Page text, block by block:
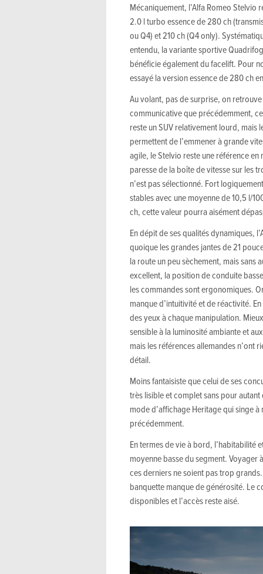
Mécaniquement, l’Alfa Romeo
2.0 l turbo essence de 280 ch
ou Q4) et 210 ch (Q4 only).
entendu, la variante sportive
bénéficie également du facelift. Pour
essayé la version essence de 280 ch
Au volant, pas de surprise, on
communicative que précédemment,
reste un SUV relativement lourd,
permettent de l’emmener à grande
agile, le Stelvio reste une référence
paresse de la boîte de vitesse sur les
n’est pas sélectionné. Fort
stables avec une moyenne de 10,5 l/
ch, cette valeur pourra aisément
En dépit de ses qualités dynamiques,
quoique les grandes jantes de 21
la route un peu sèchement, mais sans
excellent, la position de conduite
les commandes sont ergonomiques.
manque d’intuitivité et de réactivité.
des yeux à chaque manipulation.
sensible à la luminosité ambiante et
mais les références allemandes n’ont
détail.
Moins fantaisiste que celui de ses
très lisible et complet sans pour
mode d’affichage Heritage qui singe
précédemment.
En termes de vie à bord, l’habitabilité
moyenne basse du segment.
ces derniers ne soient pas trop
banquette manque de générosité. Le
disponibles et l’accès reste aisé.